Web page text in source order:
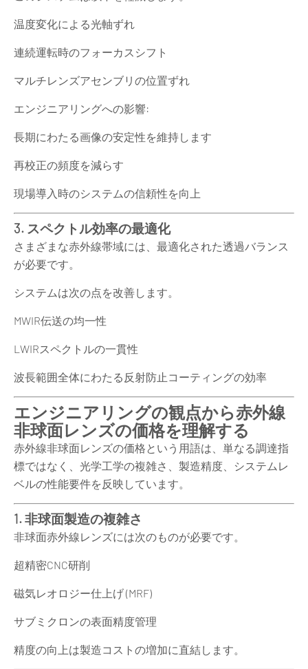
温度変化による光軸ずれ
連続運転時のフォーカスシフト
マルチレンズアセンブリの位置ずれ
エンジニアリングへの影響:
長期にわたる画像の安定性を維持します
再校正の頻度を減らす
現場導入時のシステムの信頼性を向上
3. スペクトル効率の最適化
さまざまな赤外線帯域には、最適化された透過バランス
が必要です。
システムは次の点を改善します。
MWIR伝送の均一性
LWIRスペクトルの一貫性
波長範囲全体にわたる反射防止コーティングの効率
エンジニアリングの観点から赤外線
非球面レンズの価格を理解する
赤外線非球面レンズの価格という用語は、単なる調達指
標ではなく、光学工学の複雑さ、製造精度、システムレ
ベルの性能要件を反映しています。
1. 非球面製造の複雑さ
非球面赤外線レンズには次のものが必要です。
超精密CNC研削
磁気レオロジー仕上げ (MRF)
サブミクロンの表面精度管理
精度の向上は製造コストの増加に直結します。